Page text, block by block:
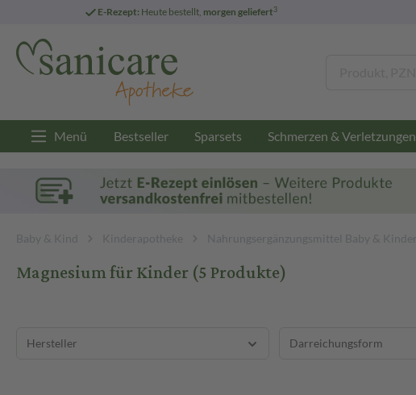
E-Rezept: Heute bestellt, morgen geliefert3
Menü Bestseller Sparsets Schmerzen & Verletzungen
Baby & Kind Kinderapotheke Nahrungsergänzungsmittel Baby & Kinder
Magnesium für Kinder(5 Produkte)
Hersteller Darreichungsform